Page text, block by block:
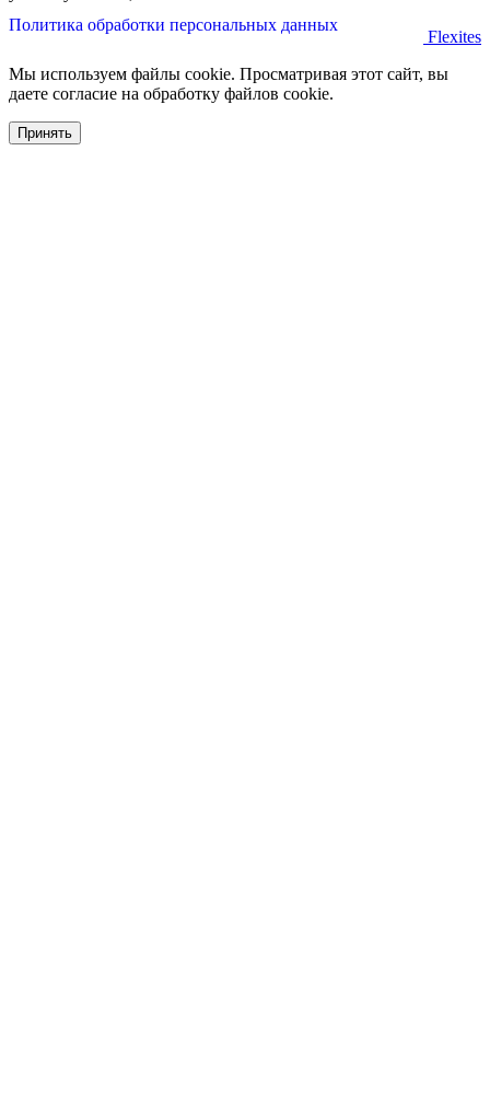
Политика обработки персональных данных
Flexites
Мы используем файлы cookie. Просматривая этот сайт, вы
даете согласие на обработку файлов cookie.
Принять